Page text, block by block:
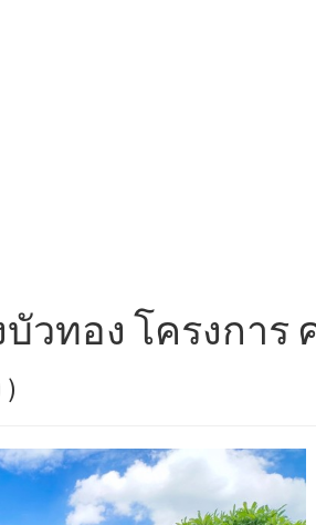
บัวทอง โครงกา